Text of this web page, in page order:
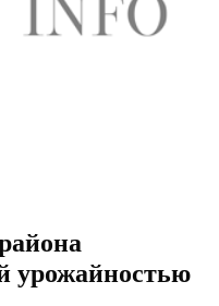
урожайностью